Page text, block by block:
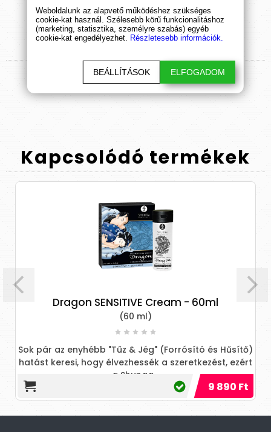
Termék értékelések
ÉRTÉKELÉS BEKÜLDÉSE
Kapcsolódó termékek
Dragon SENSITIVE Cream - 60ml
(60 ml)
Sok pár az enyhébb "Tűz & Jég" (Forrósító és Hűsítő)
hatást keresi, hogy élvezhessék a szeretkezést, ezért
a Shunga...
9 890 Ft
Weboldalunk az alapvető működéshez szükséges
cookie-kat használ. Szélesebb körű funkcionalitáshoz
(marketing, statisztika, személyre szabás) egyéb
cookie-kat engedélyezhet. Részletesebb információk.
BEÁLLÍTÁSOK ELFOGADOM